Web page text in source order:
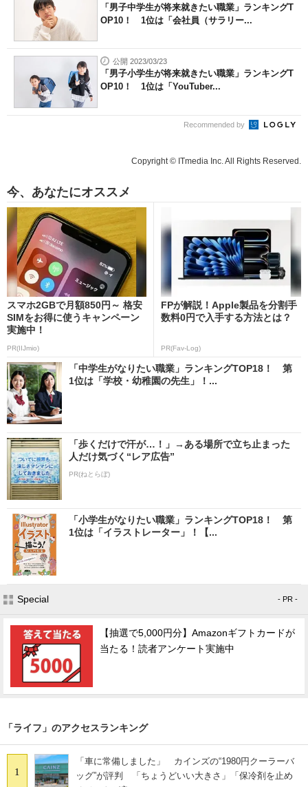
「男子中学生が将来就きたい職業」ランキングT
OP10！ 1位は「会社員（サラリー...
公開 2023/03/23
「男子小学生が将来就きたい職業」ランキングT
OP10！ 1位は「YouTuber...
Recommended by
Copyright © ITmedia Inc. All Rights Reserved.
今、あなたにオススメ
スマホ2GBで月額850円～ 格安
SIMをお得に使うキャンペーン
実施中！
PR(IIJmio)
FPが解説！Apple製品を分割手
数料0円で入手する方法とは？
PR(Fav-Log)
「中学生がなりたい職業」ランキングTOP18！ 第
1位は「学校・幼稚園の先生」！...
「歩くだけで汗が…！」→ある場所で立ち止まった
人だけ気づく“レア広告”
PR(ねとらぼ)
「小学生がなりたい職業」ランキングTOP18！ 第
1位は「イラストレーター」！【...
Special - PR -
【抽選で5,000円分】Amazonギフトカードが
当たる！読者アンケート実施中
「ライフ」のアクセスランキング
1
「車に常備しました」 カインズの“1980円クーラーバ
ッグ”が評判 「ちょうどいい大きさ」「保冷剤を止め